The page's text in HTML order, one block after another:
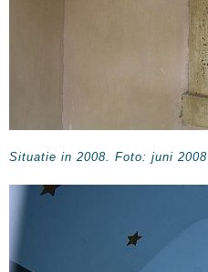
Situatie in 2008. Foto: juni 2008